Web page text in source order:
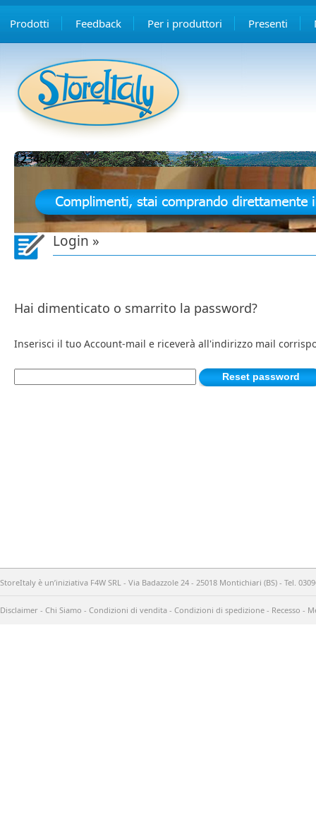
Prodotti Feedback Per i produttori Presenti
12345678
Login »
Hai dimenticato o smarrito la password?
Inserisci il tuo Account-mail e riceverà all'indirizzo mail
StoreItaly è un’iniziativa F4W SRL - Via Badazzole 24 - 25018 Montichiari (BS) - Tel.
Disclaimer - Chi Siamo - Condizioni di vendita - Condizioni di spedizione - Recesso -